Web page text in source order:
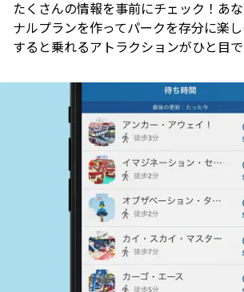
たくさんの情報を事前にチェック！あ
ナルプランを作ってパークを存分に楽
すると乗れるアトラクションがひと目で